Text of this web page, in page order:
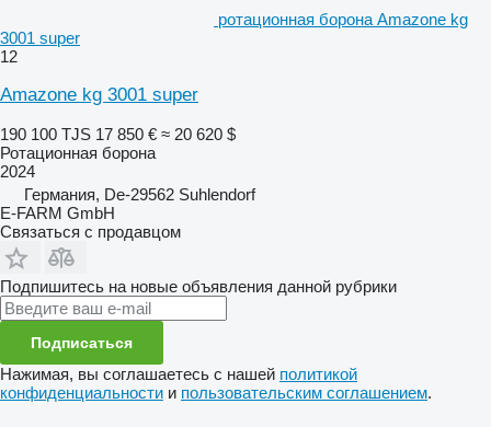
ротационная борона Amazone kg
3001 super
12
Amazone kg 3001 super
190 100 TJS 17 850 € ≈ 20 620 $
Ротационная борона
2024
Германия, De-29562 Suhlendorf
E-FARM GmbH
Связаться с продавцом
Подпишитесь на новые объявления данной рубрики
Подписаться
Нажимая, вы соглашаетесь с нашей политикой
конфиденциальности и пользовательским соглашением.